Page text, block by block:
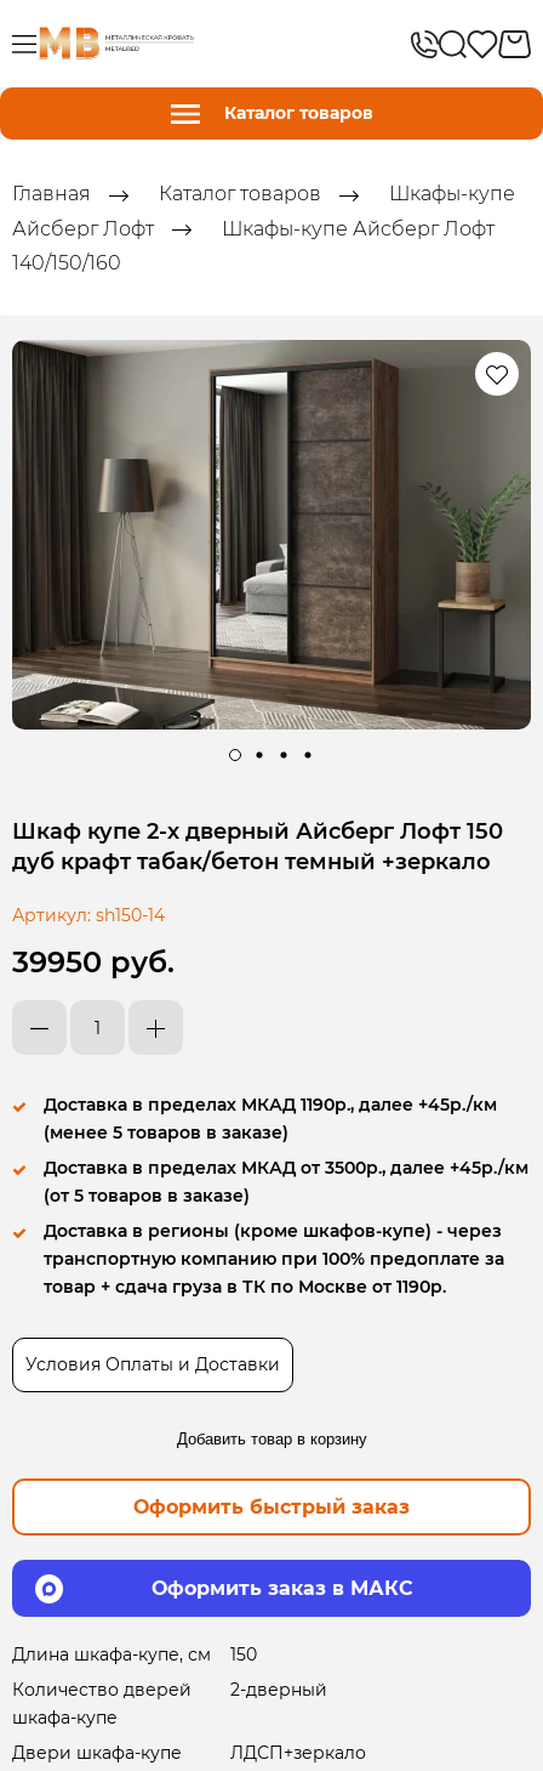
Каталог товаров
Главная Каталог товаров
Шкафы-купе
Айсберг Лофт
Шкафы-купе Айсберг Лофт
140/150/160
Шкаф купе 2-х дверный Айсберг Лофт 150
дуб крафт табак/бетон темный +зеркало
Артикул: sh150-14
39950 руб.
Доставка в пределах МКАД 1190р., далее +45р./км
(менее 5 товаров в заказе)
Доставка в пределах МКАД от 3500р., далее +45р./км
(от 5 товаров в заказе)
Доставка в регионы (кроме шкафов-купе) - через
транспортную компанию при 100% предоплате за
товар + сдача груза в ТК по Москве от 1190р.
Условия Оплаты и Доставки
Добавить товар в корзину
Оформить быстрый заказ
Оформить заказ в МАКС
Длина шкафа-купе, см
150
Количество дверей
шкафа-купе
2-дверный
Двери шкафа-купе
ЛДСП+зеркало